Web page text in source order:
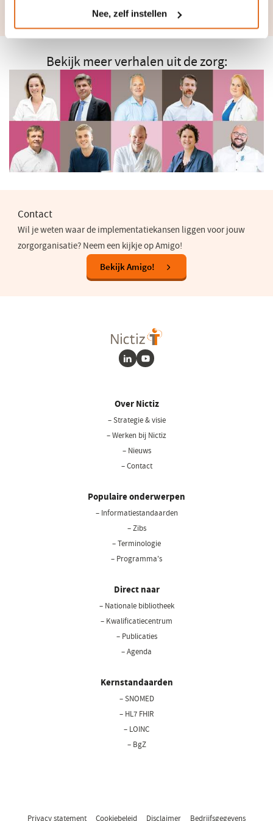
Nee, zelf instellen
Bekijk meer verhalen uit de zorg:
Contact
Wil je weten waar de implementatiekansen liggen voor jouw
zorgorganisatie? Neem een kijkje op Amigo!
Bekijk Amigo!
in
LinkedInYoutube
Over Nictiz
– Strategie & visie
– Werken bij Nictiz
– Nieuws
– Contact
Populaire onderwerpen
– Informatiestandaarden
– Zibs
– Terminologie
– Programma's
Direct naar
– Nationale bibliotheek(opent
– Kwalificatiecentrum
– Publicaties
– Agenda
Kernstandaarden
– SNOMED
– HL7 FHIR
– LOINC
– BgZ
Privacy statement Cookiebeleid Disclaimer Bedrijfsgegevens